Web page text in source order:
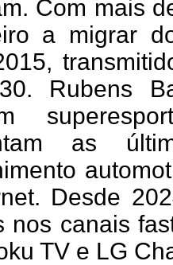
Com mais
a migrar
Rubens
as
Desde
nos canais
TV e LG